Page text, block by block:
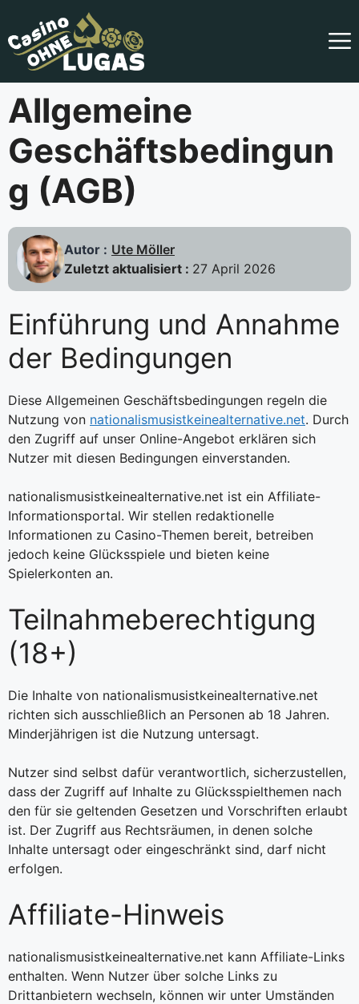
content
Allgemeine
Geschäftsbedingun
g (AGB)
Autor : Ute Möller
Zuletzt aktualisiert : 27 April 2026
Einführung und Annahme
der Bedingungen
Diese Allgemeinen Geschäftsbedingungen regeln die
Nutzung von nationalismusistkeinealternative.net. Durch
den Zugriff auf unser Online-Angebot erklären sich
Nutzer mit diesen Bedingungen einverstanden.
nationalismusistkeinealternative.net ist ein Affiliate-
Informationsportal. Wir stellen redaktionelle
Informationen zu Casino-Themen bereit, betreiben
jedoch keine Glücksspiele und bieten keine
Spielerkonten an.
Teilnahmeberechtigung
(18+)
Die Inhalte von nationalismusistkeinealternative.net
richten sich ausschließlich an Personen ab 18 Jahren.
Minderjährigen ist die Nutzung untersagt.
Nutzer sind selbst dafür verantwortlich, sicherzustellen,
dass der Zugriff auf Inhalte zu Glücksspielthemen nach
den für sie geltenden Gesetzen und Vorschriften erlaubt
ist. Der Zugriff aus Rechtsräumen, in denen solche
Inhalte untersagt oder eingeschränkt sind, darf nicht
erfolgen.
Affiliate-Hinweis
nationalismusistkeinealternative.net kann Affiliate-Links
enthalten. Wenn Nutzer über solche Links zu
Drittanbietern wechseln, können wir unter Umständen